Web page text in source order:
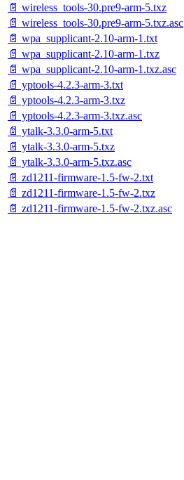
📄 wireless_tools-30.pre9-arm-5.txz
📄 wireless_tools-30.pre9-arm-5.txz.asc
📄 wpa_supplicant-2.10-arm-1.txt
📄 wpa_supplicant-2.10-arm-1.txz
📄 wpa_supplicant-2.10-arm-1.txz.asc
📄 yptools-4.2.3-arm-3.txt
📄 yptools-4.2.3-arm-3.txz
📄 yptools-4.2.3-arm-3.txz.asc
📄 ytalk-3.3.0-arm-5.txt
📄 ytalk-3.3.0-arm-5.txz
📄 ytalk-3.3.0-arm-5.txz.asc
📄 zd1211-firmware-1.5-fw-2.txt
📄 zd1211-firmware-1.5-fw-2.txz
📄 zd1211-firmware-1.5-fw-2.txz.asc